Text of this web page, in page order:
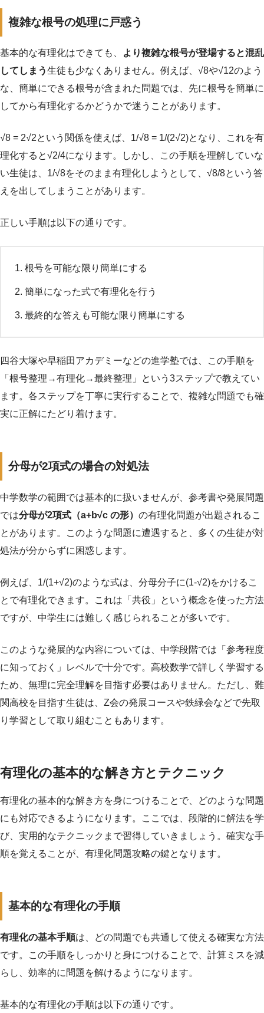
複雑な根号の処理に戸惑う
基本的な有理化はできても、
より複雑な根号が登場すると混乱
してしまう生徒も少なくありません。例えば、√8や√12のよう
な、簡単にできる根号が含まれた問題では、先に根号を簡単に
してから有理化するかどうかで迷うことがあります。
√8 = 2√2という関係を使えば、1/√8 = 1/(2√2)となり、これを有
理化すると√2/4になります。しかし、この手順を理解していな
い生徒は、1/√8をそのまま有理化しようとして、√8/8という答
えを出してしまうことがあります。
正しい手順は以下の通りです。
根号を可能な限り簡単にする
簡単になった式で有理化を行う
最終的な答えも可能な限り簡単にする
四谷大塚や早稲田アカデミーなどの進学塾では、この手順を
「根号整理→有理化→最終整理」という3ステップで教えてい
ます。各ステップを丁寧に実行することで、複雑な問題でも確
実に正解にたどり着けます。
分母が2項式の場合の対処法
中学数学の範囲では基本的に扱いませんが、参考書や発展問題
では分母が2項式（a+b√c の形） の有理化問題が出題されるこ
とがあります。このような問題に遭遇すると、多くの生徒が対
処法が分からずに困惑します。
例えば、1/(1+√2)のような式は、分母分子に(1-√2)をかけるこ
とで有理化できます。これは「共役」という概念を使った方法
ですが、中学生には難しく感じられることが多いです。
このような発展的な内容については、中学段階では「参考程度
に知っておく」レベルで十分です。高校数学で詳しく学習する
ため、無理に完全理解を目指す必要はありません。ただし、難
関高校を目指す生徒は、Z会の発展コースや鉄緑会などで先取
り学習として取り組むこともあります。
有理化の基本的な解き方とテクニック
有理化の基本的な解き方を身につけることで、どのような問題
にも対応できるようになります。ここでは、段階的に解法を学
び、実用的なテクニックまで習得していきましょう。確実な手
順を覚えることが、有理化問題攻略の鍵となります。
基本的な有理化の手順
有理化の基本手順は、どの問題でも共通して使える確実な方法
です。この手順をしっかりと身につけることで、計算ミスを減
らし、効率的に問題を解けるようになります。
基本的な有理化の手順は以下の通りです。